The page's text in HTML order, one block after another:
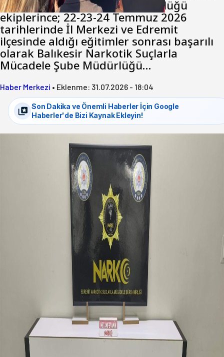
Suçlarla Mücadele Şube Müdürlüğü
ekiplerince; 22-23-24 Temmuz 2026
tarihlerinde İl Merkezi ve Edremit
ilçesinde aldığı eğitimler sonrası başarılı
olarak Balıkesir Narkotik Suçlarla
Mücadele Şube Müdürlüğü…
Haber Merkezi • Eklenme: 31.07.2026 - 18:04
Son Dakika ve Önemli Haberler İçin Google
Haberler'de Bizi Kaynak Ekleyin!